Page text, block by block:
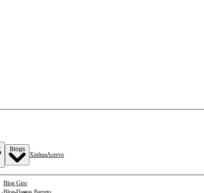
Blogs
Blog Giro
XinhuaAcervo